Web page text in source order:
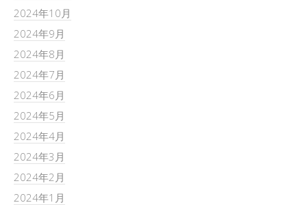
2024年10月
2024年9月
2024年8月
2024年7月
2024年6月
2024年5月
2024年4月
2024年3月
2024年2月
2024年1月